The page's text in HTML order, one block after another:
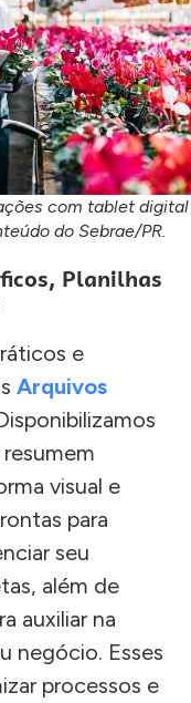
com tablet digital
do Sebrae/PR.
Planilhas
e
Arquivos
visual e
para
seu
além de
auxiliar na
negócio. Esses
processos e